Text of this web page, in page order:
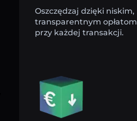
Oszczędzaj dzięki niskim,
transparentnym opłatom
przy każdej transakcji.